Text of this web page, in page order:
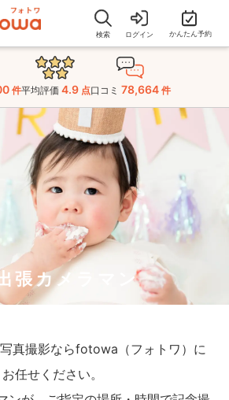
検索 ログイン かんたん予約
件平均評価 4.9 点口コミ 78,664 件
張カメラマン
真撮影ならfotowa（フォトワ）に
お任せください。